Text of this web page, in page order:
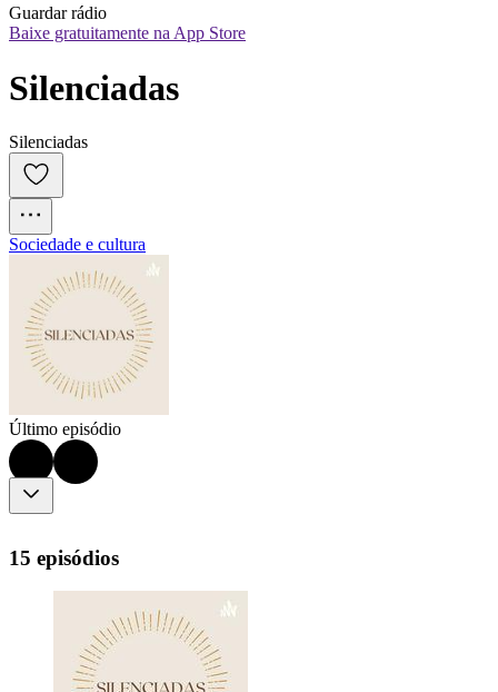
Guardar rádio
Baixe gratuitamente na App Store
Silenciadas
Silenciadas
Sociedade e cultura
Último episódio
15 episódios